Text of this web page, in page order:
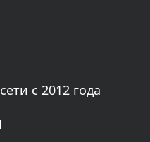
с 2012 года